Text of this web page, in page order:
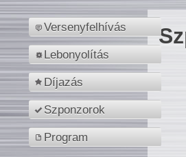
Versenyfelhívás
Lebonyolítás
Díjazás
Szponzorok
Program